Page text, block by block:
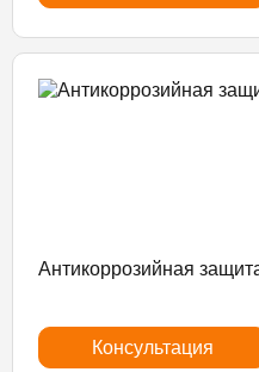
Антикоррозийная
Консультация